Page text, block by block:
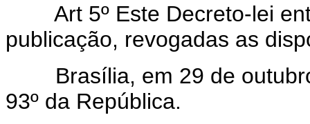
Art 5º Este Decreto-lei
publicação, revogadas as
Brasília, em 29 de outubro
93º da República.